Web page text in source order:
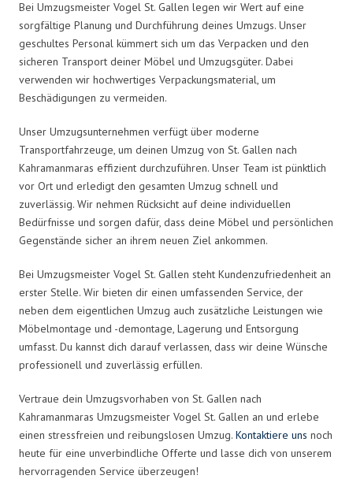
Bei Umzugsmeister Vogel St. Gallen legen wir Wert auf eine
sorgfältige Planung und Durchführung deines Umzugs. Unser
geschultes Personal kümmert sich um das Verpacken und den
sicheren Transport deiner Möbel und Umzugsgüter. Dabei
verwenden wir hochwertiges Verpackungsmaterial, um
Beschädigungen zu vermeiden.
Unser Umzugsunternehmen verfügt über moderne
Transportfahrzeuge, um deinen Umzug von St. Gallen nach
Kahramanmaras effizient durchzuführen. Unser Team ist pünktlich
vor Ort und erledigt den gesamten Umzug schnell und
zuverlässig. Wir nehmen Rücksicht auf deine individuellen
Bedürfnisse und sorgen dafür, dass deine Möbel und persönlichen
Gegenstände sicher an ihrem neuen Ziel ankommen.
Bei Umzugsmeister Vogel St. Gallen steht Kundenzufriedenheit an
erster Stelle. Wir bieten dir einen umfassenden Service, der
neben dem eigentlichen Umzug auch zusätzliche Leistungen wie
Möbelmontage und -demontage, Lagerung und Entsorgung
umfasst. Du kannst dich darauf verlassen, dass wir deine Wünsche
professionell und zuverlässig erfüllen.
Vertraue dein Umzugsvorhaben von St. Gallen nach
Kahramanmaras Umzugsmeister Vogel St. Gallen an und erlebe
einen stressfreien und reibungslosen Umzug. Kontaktiere uns noch
heute für eine unverbindliche Offerte und lasse dich von unserem
hervorragenden Service überzeugen!